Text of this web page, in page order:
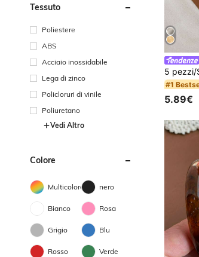
Tessuto
Poliestere
ABS
Acciaio inossidabile
Lega di zinco
Policloruri di vinile
Poliuretano
Vedi Altro
Colore
Multicolore nero
Bianco Rosa
Grigio Blu
Rosso Verde
#1
5.89€